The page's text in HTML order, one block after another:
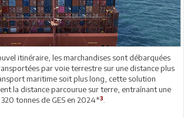
itinéraire, les marchandises sont débarquées
par voie terrestre sur une distance plus
maritime soit plus long, cette solution
la distance parcourue sur terre, entraînant une
tonnes de GES en 2024*3.